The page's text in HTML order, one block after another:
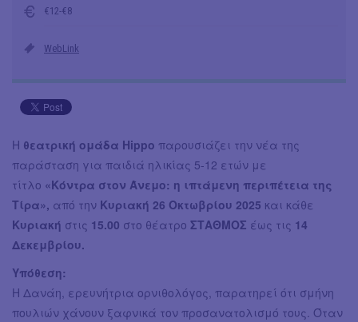
€12-€8
WebLink
Η θεατρική ομάδα Hippo παρουσιάζει την νέα της
παράσταση για παιδιά ηλικίας 5-12 ετών με
τίτλο «Κόντρα στον Άνεμο: η ιπτάμενη περιπέτεια της
Τίρα», από την Κυριακή 26 Οκτωβρίου 2025 και κάθε
Κυριακή στις 15.00 στο θέατρο ΣΤΑΘΜΟΣ έως τις 14
Δεκεμβρίου.
Υπόθεση:
Η Δανάη, ερευνήτρια ορνιθολόγος, παρατηρεί ότι σμήνη
πουλιών χάνουν ξαφνικά τον προσανατολισμό τους. Όταν